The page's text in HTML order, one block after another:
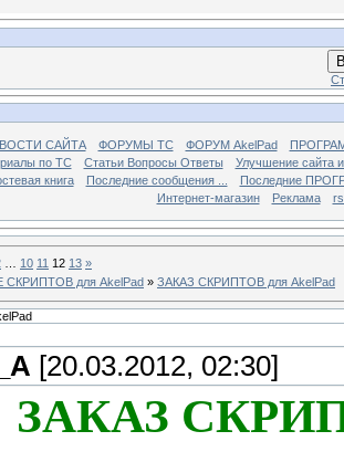
САЙТА ФОРУМЫ TC ФОРУМ AkelPad
по TС
Статьи Вопросы Ответы
Улучшение сайта
книга Последние сообщения ...
Последние
Интернет-магазин
Реклама
10 11 12 13 »
для AkelPad » ЗАКАЗ СКРИПТОВ для AkelPad
[20.03.2012, 02:30]
ЗАКАЗ